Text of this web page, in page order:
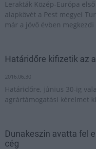
Lerakták Közép-Európa
alapkövét a Pest megyei
már a jövő évben
Határidőre kifizetik az
2016.06.30
Határidőre, június 30-ig
agrártámogatási kérelmet
Dunakeszin avatta fel
cég